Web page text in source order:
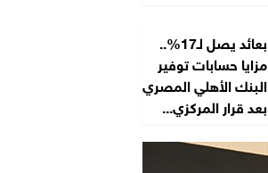
بعائد يصل لـ17%..
مزايا حسابات توفير
البنك الأهلي المصري
بعد قرار المركزي...